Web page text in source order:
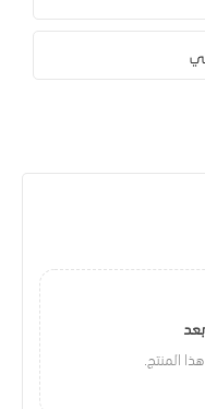
المنتج.